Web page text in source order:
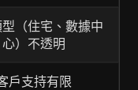
（住宅、數據中
心）不透明
戶支持有限